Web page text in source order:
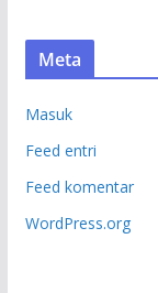
Meta
Masuk
Feed entri
Feed komentar
WordPress.org